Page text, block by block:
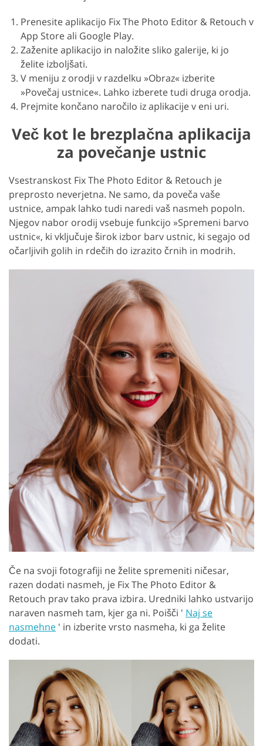
Prenesite aplikacijo Fix The Photo Editor & Retouch v
App Store ali Google Play.
Zaženite aplikacijo in naložite sliko galerije, ki jo
želite izboljšati.
V meniju z orodji v razdelku »Obraz« izberite
»Povečaj ustnice«. Lahko izberete tudi druga orodja.
Prejmite končano naročilo iz aplikacije v eni uri.
Več kot le brezplačna aplikacija
za povečanje ustnic
Vsestranskost Fix The Photo Editor & Retouch je
preprosto neverjetna. Ne samo, da poveča vaše
ustnice, ampak lahko tudi naredi vaš nasmeh popoln.
Njegov nabor orodij vsebuje funkcijo »Spremeni barvo
ustnic«, ki vključuje širok izbor barv ustnic, ki segajo od
očarljivih golih in rdečih do izrazito črnih in modrih.
Če na svoji fotografiji ne želite spremeniti ničesar,
razen dodati nasmeh, je Fix The Photo Editor &
Retouch prav tako prava izbira. Uredniki lahko ustvarijo
naraven nasmeh tam, kjer ga ni. Poišči ' Naj se
nasmehne ' in izberite vrsto nasmeha, ki ga želite
dodati.